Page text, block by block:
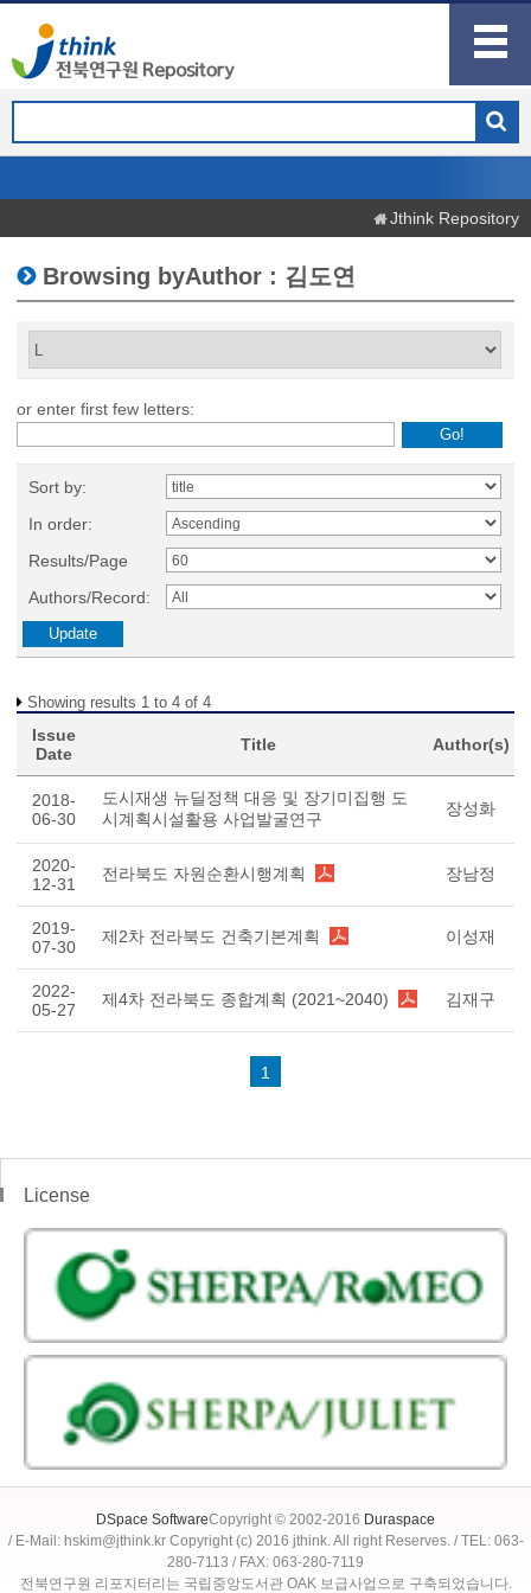
Jthink Repository
Browsing byAuthor : 김도연
or enter first few letters:
Sort by:
In order:
Results/Page
Authors/Record:
Showing results 1 to 4 of 4
Issue
Date
Title Author(s)
2018-
06-30
도시재생 뉴딜정책 대응 및 장기미집행 도
시계획시설활용 사업발굴연구
장성화
2020-
12-31
전라북도 자원순환시행계획 장남정
2019-
07-30
제2차 전라북도 건축기본계획 이성재
2022-
05-27
제4차 전라북도 종합계획 (2021~2040) 김재구
1
License
DSpace SoftwareCopyright © 2002-2016 Duraspace
/ E-Mail: hskim@jthink.kr Copyright (c) 2016 jthink. All right Reserves. / TEL: 063-
280-7113 / FAX: 063-280-7119
전북연구원 리포지터리는 국립중앙도서관 OAK 보급사업으로 구축되었습니다.